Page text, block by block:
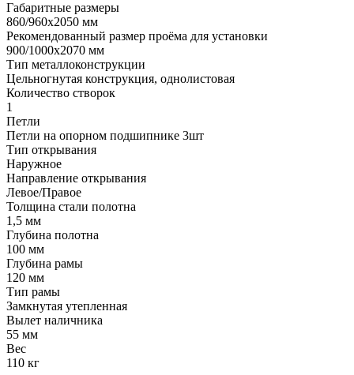
Габаритные размеры
860/960х2050 мм
Рекомендованный размер проёма для установки
900/1000х2070 мм
Тип металлоконструкции
Цельногнутая конструкция, однолистовая
Количество створок
1
Петли
Петли на опорном подшипнике 3шт
Тип открывания
Наружное
Направление открывания
Левое/Правое
Толщина стали полотна
1,5 мм
Глубина полотна
100 мм
Глубина рамы
120 мм
Тип рамы
Замкнутая утепленная
Вылет наличника
55 мм
Вес
110 кг